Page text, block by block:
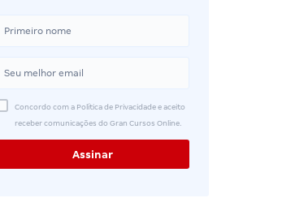
Concordo com a Política de Privacidade e aceito
receber comunicações do Gran Cursos Online.